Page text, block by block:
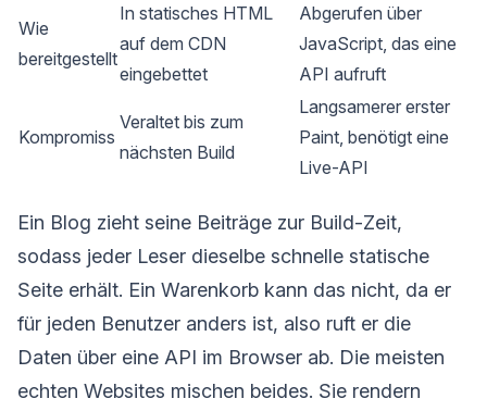
Wie
bereitgestellt
In statisches HTML
auf dem CDN
eingebettet
Abgerufen über
JavaScript, das eine
API aufruft
Kompromiss
Veraltet bis zum
nächsten Build
Langsamerer erster
Paint, benötigt eine
Live-API
Ein Blog zieht seine Beiträge zur Build-Zeit,
sodass jeder Leser dieselbe schnelle statische
Seite erhält. Ein Warenkorb kann das nicht, da er
für jeden Benutzer anders ist, also ruft er die
Daten über eine API im Browser ab. Die meisten
echten Websites mischen beides. Sie rendern